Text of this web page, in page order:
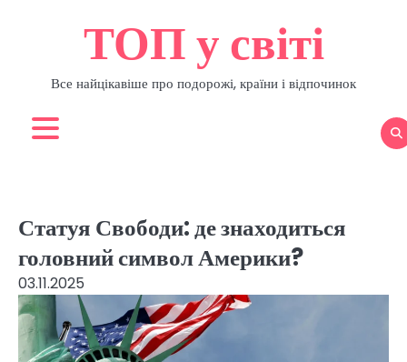
ТОП у світі
Все найцікавіше про подорожі, країни і відпочинок
Статуя Свободи: де знаходиться
головний символ Америки?
03.11.2025